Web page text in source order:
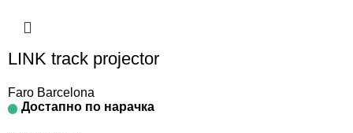
LINK track projector
Faro Barcelona
Достапно по нарачка